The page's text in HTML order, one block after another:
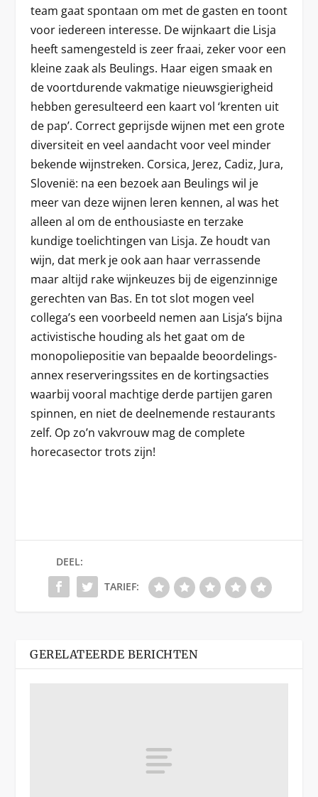
team gaat spontaan om met de gasten en toont
voor iedereen interesse. De wijnkaart die Lisja
heeft samengesteld is zeer fraai, zeker voor een
kleine zaak als Beulings. Haar eigen smaak en
de voortdurende vakmatige nieuwsgierigheid
hebben geresulteerd een kaart vol ‘krenten uit
de pap’. Correct geprijsde wijnen met een grote
diversiteit en veel aandacht voor veel minder
bekende wijnstreken. Corsica, Jerez, Cadiz, Jura,
Slovenië: na een bezoek aan Beulings wil je
meer van deze wijnen leren kennen, al was het
alleen al om de enthousiaste en terzake
kundige toelichtingen van Lisja. Ze houdt van
wijn, dat merk je ook aan haar verrassende
maar altijd rake wijnkeuzes bij de eigenzinnige
gerechten van Bas. En tot slot mogen veel
collega’s een voorbeeld nemen aan Lisja’s bijna
activistische houding als het gaat om de
monopoliepositie van bepaalde beoordelings-
annex reserveringssites en de kortingsacties
waarbij vooral machtige derde partijen garen
spinnen, en niet de deelnemende restaurants
zelf. Op zo’n vakvrouw mag de complete
horecasector trots zijn!
DEEL:
TARIEF:
GERELATEERDE BERICHTEN